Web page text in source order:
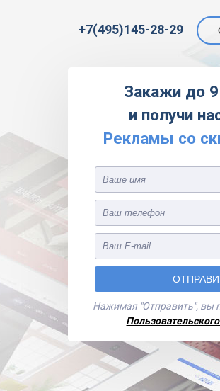
+7(495)145-28-29
Закажи до 9
и получи
Рекламы со
Нажимая "Отправить", вы